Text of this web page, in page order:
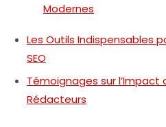
Modernes
Les Outils Indispensables
SEO
Témoignages sur l’Impact
Rédacteurs